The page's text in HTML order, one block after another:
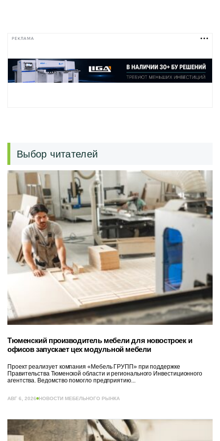
РЕКЛАМА
Выбор читателей
Тюменский производитель мебели для новостроек и
офисов запускает цех модульной мебели
Проект реализует компания «Мебель ГРУПП» при поддержке
Правительства Тюменской области и регионального Инвестиционного
агентства. Ведомство помогло предприятию...
АВГ 6, 2026 НОВОСТИ МЕБЕЛЬНОГО РЫНКА